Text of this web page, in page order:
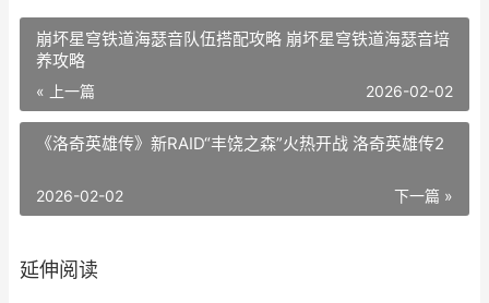
崩坏星穹铁道海瑟音队伍搭配攻略 崩坏星穹铁道海瑟音培
养攻略
« 上一篇 2026-02-02
《洛奇英雄传》新RAID“丰饶之森”火热开战 洛奇英雄传2
下一篇 »
2026-02-02
延伸阅读